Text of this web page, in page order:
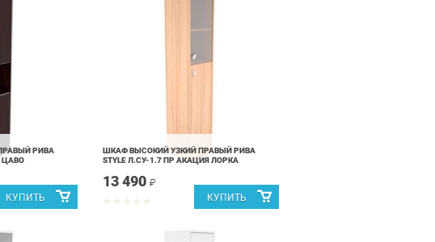
РИВА
ЦАВО
ШКАФ ВЫСОКИЙ УЗКИЙ ПРАВЫЙ РИВА
STYLE Л.СУ-1.7 ПР АКАЦИЯ ЛОРКА
13 490 ₽